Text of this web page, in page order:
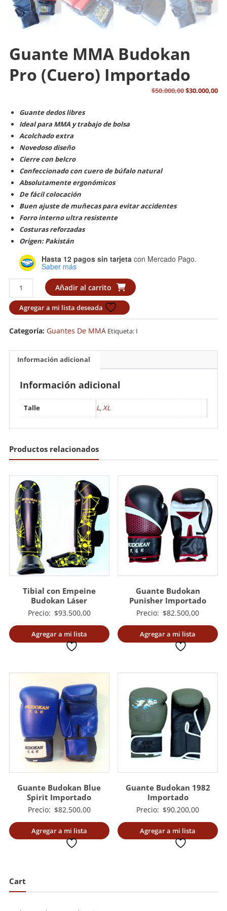
Guante MMA Budokan
Pro (Cuero) Importado
$50.000,00El
$30.000,00El
Guante dedos libres
Ideal para MMA y trabajo de bolsa
Acolchado extra
Novedoso diseño
Cierre con belcro
Confeccionado con cuero de búfalo natural
Absolutamente ergonómicos
De fácil colocación
Buen ajuste de muñecas para evitar accidentes
Forro interno ultra resistente
Costuras reforzadas
Origen: Pakistán
Hasta 12 pagos sin tarjeta con Mercado Pago.
Saber más
Guante
MMA
Budokan
Pro
(Cuero)
cantidad
Añadir al carrito
Agregar a mi lista deseada
Categoría: Guantes De MMA Etiqueta: I
Información adicional
Información adicional
Talle L,XL
Productos relacionados
Tibial con Empeine
Budokan Láser
Precio: $93.500,00
Agregar a mi lista
Guante Budokan
Punisher Importado
Precio: $82.500,00
Agregar a mi lista
Guante Budokan Blue
Spirit Importado
Precio: $82.500,00
Agregar a mi lista
Guante Budokan 1982
Importado
Precio: $90.200,00
Agregar a mi lista
Cart